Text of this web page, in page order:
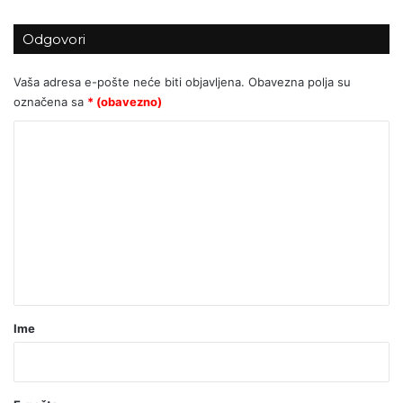
da glasuju za Ivu Rinčić!
Odgovori
Vaša adresa e-pošte neće biti objavljena. Obavezna polja su
označena sa * (obavezno)
rIme